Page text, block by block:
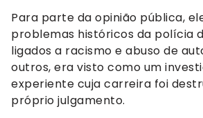
Para parte da opinião pública,
problemas históricos da polícia
ligados a racismo e abuso de
outros, era visto como um
experiente cuja carreira foi
próprio julgamento.